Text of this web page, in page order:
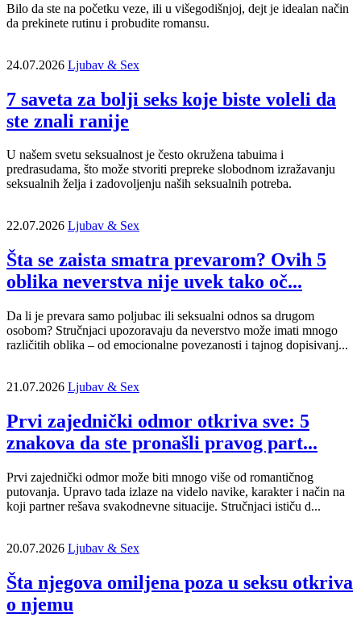
Bilo da ste na početku veze, ili u višegodišnjoj, dejt je idealan način
da prekinete rutinu i probudite romansu.
24.07.2026 Ljubav & Sex
7 saveta za bolji seks koje biste voleli da
ste znali ranije
U našem svetu seksualnost je često okružena tabuima i
predrasudama, što može stvoriti prepreke slobodnom izražavanju
seksualnih želja i zadovoljenju naših seksualnih potreba.
22.07.2026 Ljubav & Sex
Šta se zaista smatra prevarom? Ovih 5
oblika neverstva nije uvek tako oč...
Da li je prevara samo poljubac ili seksualni odnos sa drugom
osobom? Stručnjaci upozoravaju da neverstvo može imati mnogo
različitih oblika – od emocionalne povezanosti i tajnog dopisivanj...
21.07.2026 Ljubav & Sex
Prvi zajednički odmor otkriva sve: 5
znakova da ste pronašli pravog part...
Prvi zajednički odmor može biti mnogo više od romantičnog
putovanja. Upravo tada izlaze na videlo navike, karakter i način na
koji partner rešava svakodnevne situacije. Stručnjaci ističu d...
20.07.2026 Ljubav & Sex
Šta njegova omiljena poza u seksu otkriva
o njemu